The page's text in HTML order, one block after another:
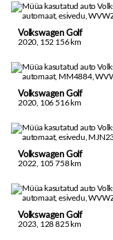
Volkswagen Golf
2020, 152 156 km
Volkswagen Golf
2020, 106 516 km
Volkswagen Golf
2022, 105 758 km
Volkswagen Golf
2023, 128 825 km